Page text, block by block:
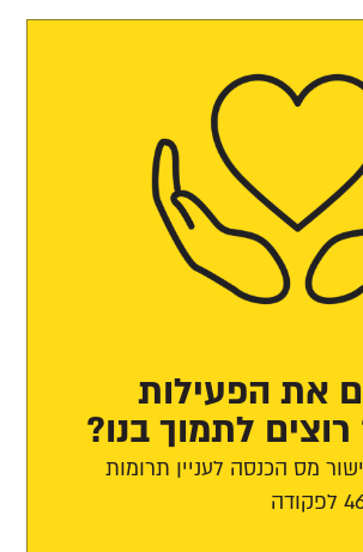
את הפעילות
לתמוך בנו?
מס הכנסה לעניין תרומות